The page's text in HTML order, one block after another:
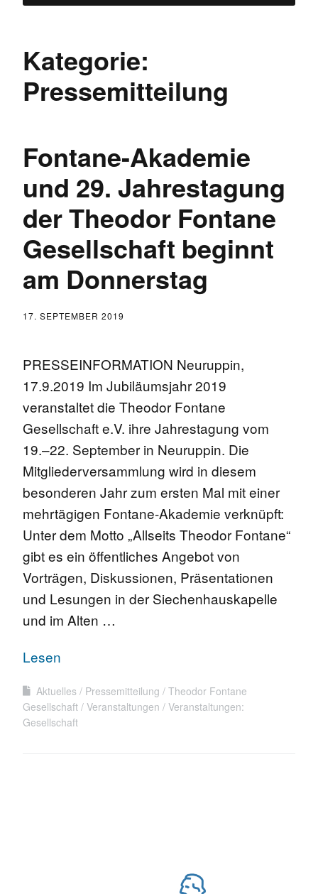
Kategorie:
Pressemitteilung
Fontane-Akademie
und 29. Jahrestagung
der Theodor Fontane
Gesellschaft beginnt
am Donnerstag
17. SEPTEMBER 2019
PRESSEINFORMATION Neuruppin,
17.9.2019 Im Jubiläumsjahr 2019
veranstaltet die Theodor Fontane
Gesellschaft e.V. ihre Jahrestagung vom
19.–22. September in Neuruppin. Die
Mitgliederversammlung wird in diesem
besonderen Jahr zum ersten Mal mit einer
mehrtägigen Fontane-Akademie verknüpft:
Unter dem Motto „Allseits Theodor Fontane“
gibt es ein öffentliches Angebot von
Vorträgen, Diskussionen, Präsentationen
und Lesungen in der Siechenhauskapelle
und im Alten …
Lesen
Aktuelles Pressemitteilung
Theodor Fontane
Gesellschaft Veranstaltungen
Veranstaltungen:
Gesellschaft